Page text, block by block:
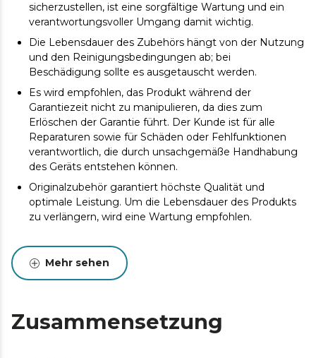
sicherzustellen, ist eine sorgfältige Wartung und ein
verantwortungsvoller Umgang damit wichtig.
Die Lebensdauer des Zubehörs hängt von der Nutzung
und den Reinigungsbedingungen ab; bei
Beschädigung sollte es ausgetauscht werden.
Es wird empfohlen, das Produkt während der
Garantiezeit nicht zu manipulieren, da dies zum
Erlöschen der Garantie führt. Der Kunde ist für alle
Reparaturen sowie für Schäden oder Fehlfunktionen
verantwortlich, die durch unsachgemäße Handhabung
des Geräts entstehen können.
Originalzubehör garantiert höchste Qualität und
optimale Leistung. Um die Lebensdauer des Produkts
zu verlängern, wird eine Wartung empfohlen.
Mehr sehen
Zusammensetzung